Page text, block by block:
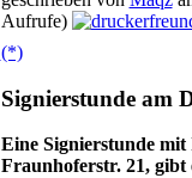
Aufrufe)
(*)
Signierstunde am
Eine Signierstunde
Fraunhoferstr. 21, gibt